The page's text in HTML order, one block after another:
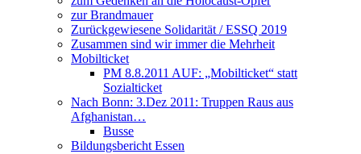
zur Brandmauer
Zurückgewiesene Solidarität / ESSQ 2019
Zusammen sind wir immer die Mehrheit
Mobilticket
PM 8.8.2011 AUF: „Mobilticket“ statt
Sozialticket
Nach Bonn: 3.Dez 2011: Truppen Raus aus
Afghanistan…
Busse
Bildungsbericht Essen